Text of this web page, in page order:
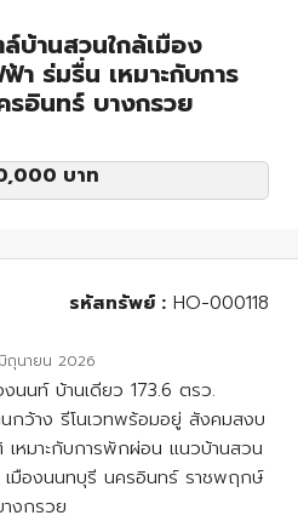
บ้านสวนใกล้เมือง
า ร่มรื่น เหมาะกับการ
อินทร์ บางกรวย
บาท
รหัสทรัพย์ : HO-000118
ถุนายน 2026
นนท์ บ้านเดียว 173.6 ตรว.
กว้าง รีโนเวทพร้อมอยู่ สังคมสงบ
เหมาะกับการพักผ่อน แนวบ้านสวน
เมืองนนทบุรี นครอินทร์ ราชพฤกษ์
งกรวย